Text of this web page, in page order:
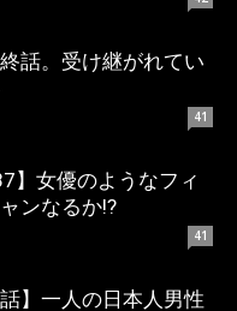
話。受け継がれてい
41
】女優のようなフィ
ンなるか!?
41
】一人の日本人男性